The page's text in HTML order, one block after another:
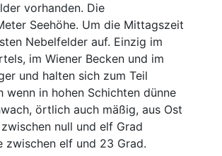
vorhanden. Die
Seehöhe. Um die Mittagszeit
Nebelfelder auf. Einzig im
im Wiener Becken und im
und halten sich zum Teil
in hohen Schichten dünne
örtlich auch mäßig, aus Ost
null und elf Grad
zwischen elf und 23 Grad.